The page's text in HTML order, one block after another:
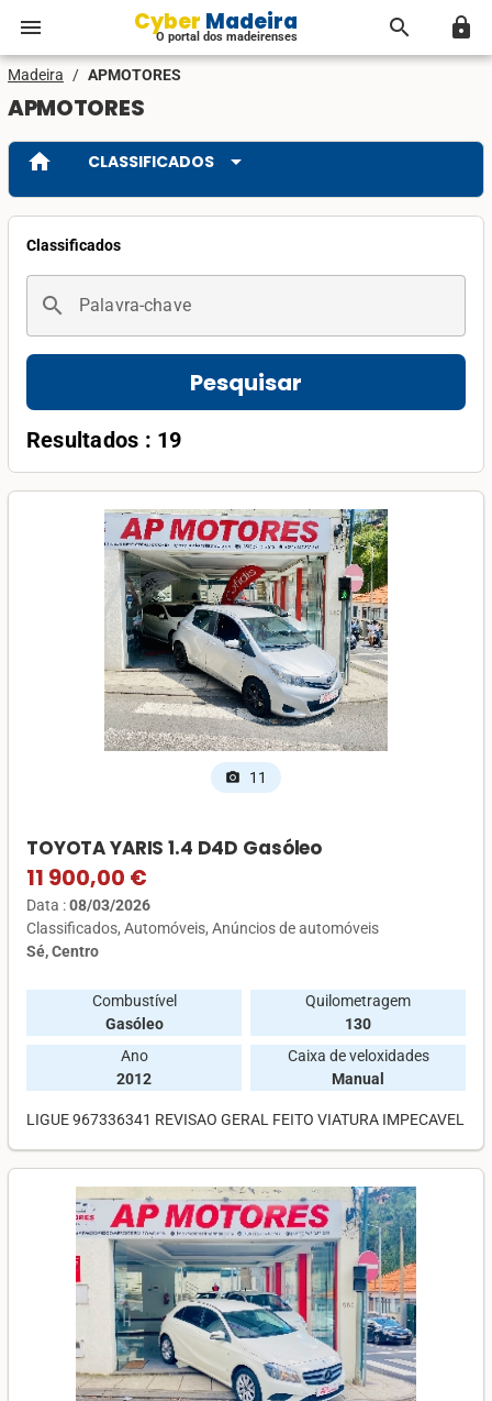
menu Cyber Madeira
O portal dos madeirenses search lock
Madeira / APMOTORES
APMOTORES
home CLASSIFICADOS arrow_drop_down
Classificados
search Palavra-chave
Pesquisar
Resultados : 19
photo_camera 11
TOYOTA YARIS 1.4 D4D Gasóleo
11 900,00 €
Data :08/03/2026
Classificados Automóveis Anúncios de automóveis
Sé, Centro
Combustível
Gasóleo
Quilometragem
130
Ano
2012
Caixa de veloxidades
Manual
LIGUE 967336341 REVISAO GERAL FEITO VIATURA IMPECAVEL